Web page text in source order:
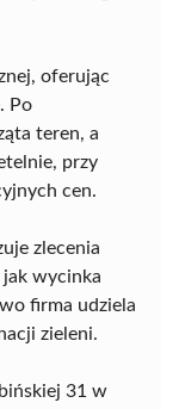
oferując
Po
teren, a
przy
cen.
zlecenia
wycinka
firma udziela
zieleni.
31 w